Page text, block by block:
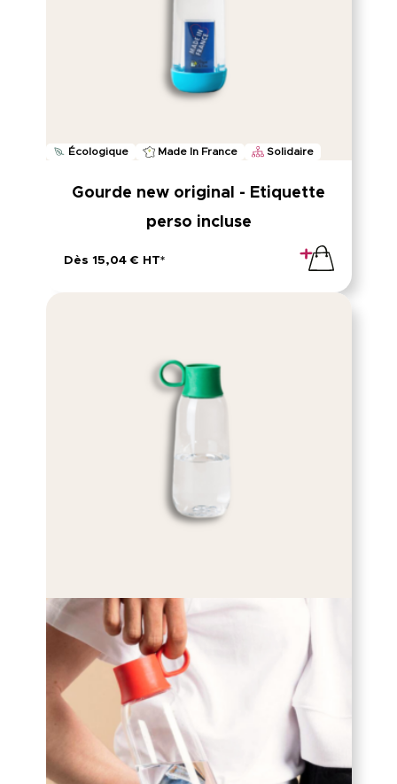
Écologique Made In France Solidaire
Gourde new original - Etiquette
perso incluse
Dès 15,04 € HT*